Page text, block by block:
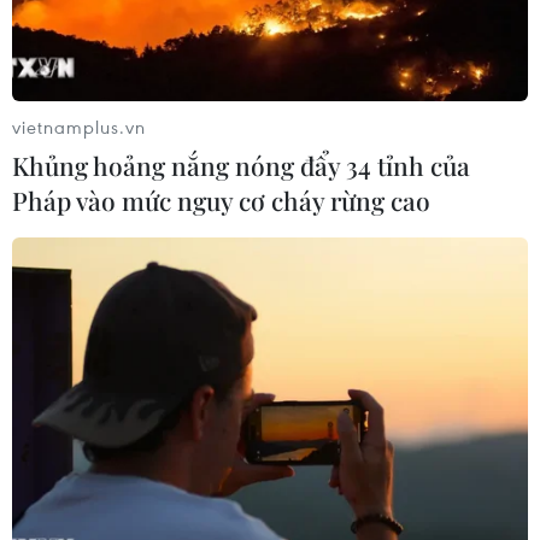
khăn do dịch COVD-19 mà bà con ta phải đối
mặt tại nơi xa Tổ quốc; bày tỏ vui mừng, tự hào
khi cộng đồng nhiều nơi đã đoàn kết, “tương
thân, tương ái,” nỗ lực thích ứng với dịch bệnh,
giúp nhau phục hồi công việc làm ăn, kinh
doanh...; hỗ trợ nhân dân, chính quyền sở tại
trong dịch bệnh, tô đẹp thêm hình ảnh cộng
trẻ người Việt ở nước ngoài ngày càng thành
đạt, có nhiều thành công nổi bật, hoan nghênh
một số trí thức, doanh nhân đã về nước khởi
nghiệp, hợp tác hiệu quả...
Vượt lên khó khăn, bà con ta đã có nhiều đóng
góp quý báu cho đất nước, cho thành công bước
đầu của ngoại giao vaccine, mạng lưới chuyên
vietnamplus.vn
Khủng hoảng nắng nóng đẩy 34 tỉnh của
Pháp vào mức nguy cơ cháy rừng cao